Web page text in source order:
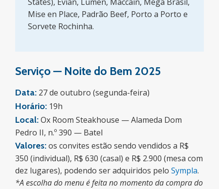
Mise en Place, Padrão Beef, Porto a Porto e
Sorvete Rochinha.
Serviço — Noite do Bem 2025
Data: 27 de outubro (segunda-feira)
Horário: 19h
Local:Ox Room Steakhouse — Alameda Dom
Pedro II, n.º 390 — Batel
Valores:os convites estão sendo vendidos a R$
350 (individual), R$ 630 (casal) e R$ 2.900 (mesa com
dez lugares), podendo ser adquiridos peloSympla.
*A escolha do menu é feita no momento da compra do